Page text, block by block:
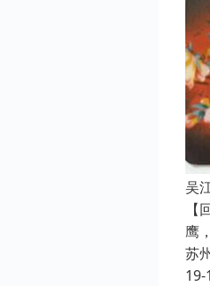
吴
鹰
苏
19-